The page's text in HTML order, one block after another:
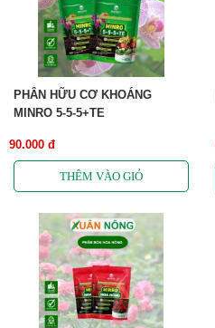
PHÂN HỮU CƠ KHOÁNG
MINRO 5-5-5+TE
90.000 đ